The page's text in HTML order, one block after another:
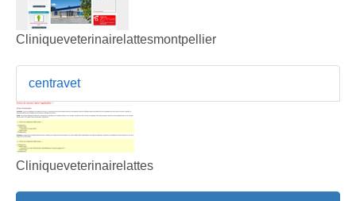
Cliniqueveterinairelattesmontpellier
centravet
Cliniqueveterinairelattes